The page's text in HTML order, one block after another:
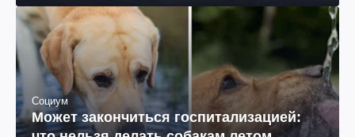
Социум
Может закончиться госпитализацией: